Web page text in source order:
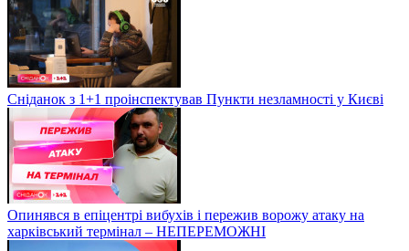
Сніданок з 1+1 проінспектував Пункти незламності у Києві
Опинявся в епіцентрі вибухів і пережив ворожу атаку на
харківський термінал – НЕПЕРЕМОЖНІ